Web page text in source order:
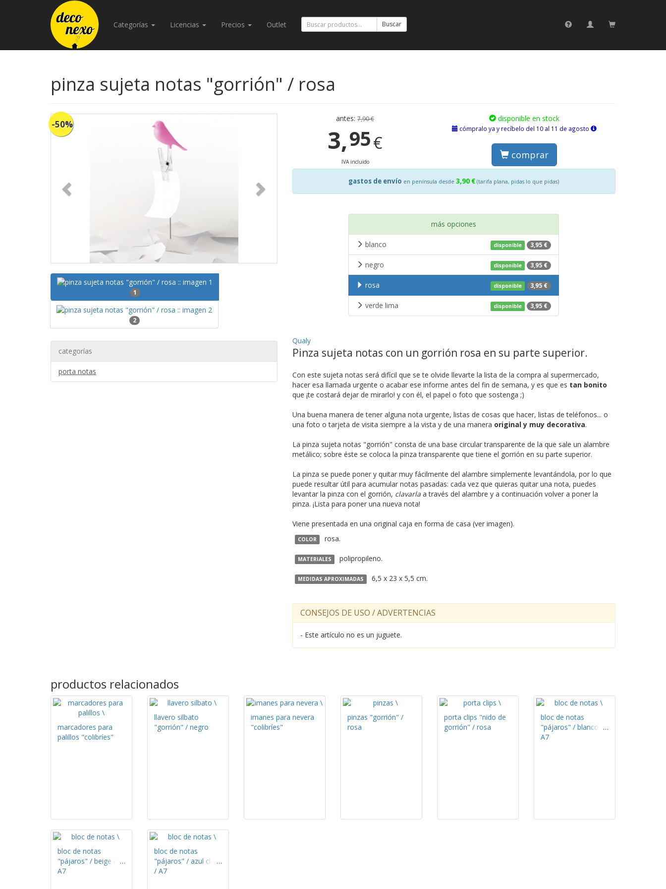
Categorías Licencias Precios Outlet Buscar
pinza sujeta notas "gorrión" / rosa
-50%
1
2
categorías
porta notas
antes:7,90 €
3,95€
IVA incluido
disponible en stock
cómpralo ya y recíbelo del 10 al 11 de agosto
comprar
gastos de envío en península desde 3,90 € (tarifa plana, pidas lo que pidas)
más opciones
disponible 3,95 €
blanco
disponible 3,95 €
negro
disponible 3,95 €
rosa
disponible 3,95 €
verde lima
Qualy
Pinza sujeta notas con un gorrión rosa en su parte superior.
Con este sujeta notas será difícil que se te olvide llevarte la lista de la compra al supermercado,
hacer esa llamada urgente o acabar ese informe antes del fin de semana, y es que es tan bonito
que ¡te costará dejar de mirarlo! y con él, el papel o foto que sostenga ;)
Una buena manera de tener alguna nota urgente, listas de cosas que hacer, listas de teléfonos... o
una foto o tarjeta de visita siempre a la vista y de una manera original y muy decorativa.
La pinza sujeta notas "gorrión" consta de una base circular transparente de la que sale un alambre
metálico; sobre éste se coloca la pinza transparente que tiene el gorrión en su parte superior.
La pinza se puede poner y quitar muy fácilmente del alambre simplemente levantándola, por lo que
puede resultar útil para acumular notas pasadas: cada vez que quieras quitar una nota, puedes
levantar la pinza con el gorrión, clavarlaa través del alambre y a continuación volver a poner la
pinza. ¡Lista para poner una nueva nota!
Viene presentada en una original caja en forma de casa (ver imagen).
COLOR rosa.
MATERIALES polipropileno.
MEDIDAS APROXIMADAS 6,5 x 23 x 5,5 cm.
CONSEJOS DE USO / ADVERTENCIAS
- Este artículo no es un juguete.
productos relacionados
marcadores para
palillos "colibríes"
llavero silbato
"gorrión" / negro
imanes para nevera
"colibríes"
pinzas "gorrión" /
rosa
porta clips "nido de
gorrión" / rosa
bloc de notas
"pájaros" / blanco /
A7
bloc de notas
"pájaros" / beige /
A7
bloc de notas
"pájaros" / azul claro
/ A7